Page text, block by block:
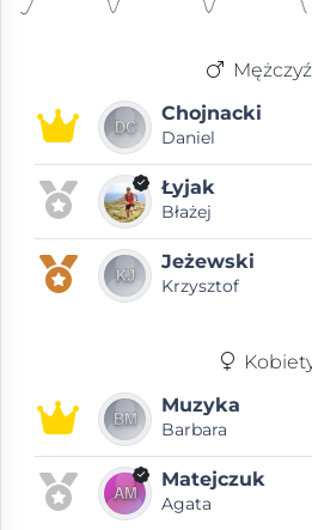
Chojnacki
Daniel
Łyjak
Błażej
Jeżewski
Krzysztof
Muzyka
Barbara
Matejczuk
Agata